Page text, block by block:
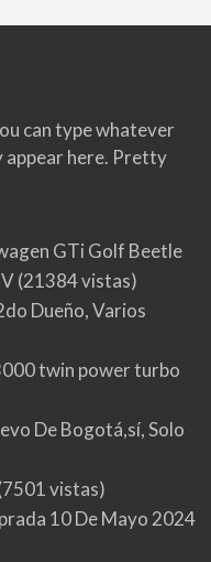
can type whatever
here. Pretty
GTi Golf Beetle
(21384 vistas)
Dueño, Varios
twin power turbo
De Bogotá,sí, Solo
vistas)
10 De Mayo 2024